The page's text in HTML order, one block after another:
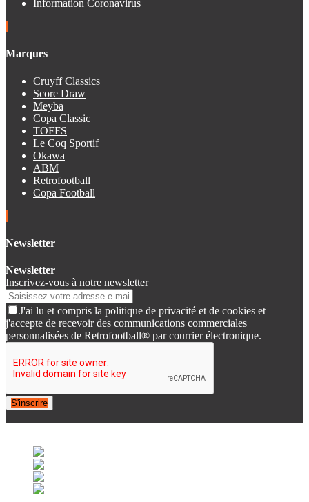
Information Coronavirus
Marques
Cruyff Classics
Score Draw
Meyba
Copa Classic
TOFFS
Le Coq Sportif
Okawa
ABM
Retrofootball
Copa Football
Newsletter
Newsletter
Inscrivez-vous à notre newsletter
J'ai lu et compris la politique de privacité et de cookies et
j'accepte de recevoir des communications commerciales
personnalisées de Retrofootball® par courrier électronique.
S'inscrire